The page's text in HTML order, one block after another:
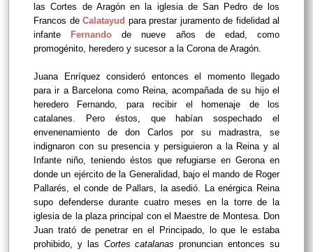
las Cortes de Aragón en la iglesia de San Pedro de los
Francos de Calatayud para prestar juramento de fidelidad al
infante
Fernando
de nueve años de edad, como
promogénito, heredero y sucesor a la Corona de Aragón.
Juana Enríquez consideró entonces el momento llegado
para ir a Barcelona como Reina, acompañada de su hijo el
heredero Fernando, para recibir el homenaje de los
catalanes. Pero éstos, que habían sospechado el
envenenamiento de don Carlos por su madrastra, se
indignaron con su presencia y persiguieron a la Reina y al
Infante niño, teniendo éstos que refugiarse en Gerona en
donde un ejército de la Generalidad, bajo el mando de Roger
Pallarés, el conde de Pallars, la asedió. La enérgica Reina
supo defenderse durante cuatro meses en la torre de la
iglesia de la plaza principal con el Maestre de Montesa. Don
Juan trató de penetrar en el Principado, lo que le estaba
prohibido, y las Cortes catalanaspronuncian entonces su